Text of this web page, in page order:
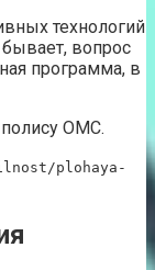
технологий
вопрос
программа, в
ОМС.
plohaya-